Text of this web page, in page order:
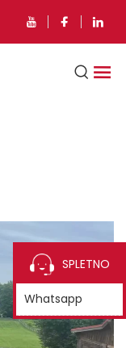
SPLETNO
Whatsapp